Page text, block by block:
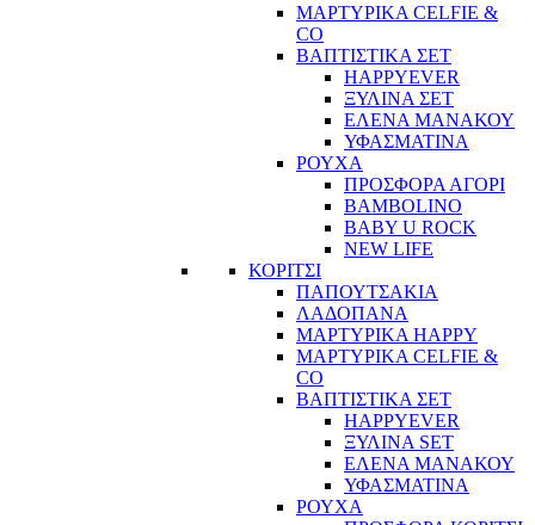
ΜΑΡΤΥΡΙΚΑ CELFIE &
CO
ΒΑΠΤΙΣΤΙΚΑ ΣΕΤ
HAPPYEVER
ΞΥΛΙΝΑ ΣΕΤ
ΕΛΕΝΑ ΜΑΝΑΚΟΥ
ΥΦΑΣΜΑΤΙΝΑ
ΡΟΥΧΑ
ΠΡΟΣΦΟΡΑ ΑΓΟΡΙ
BAMBOLINO
BABY U ROCK
NEW LIFE
ΚΟΡΙΤΣΙ
ΠΑΠΟΥΤΣΑΚΙΑ
ΛΑΔΟΠΑΝΑ
ΜΑΡΤΥΡΙΚΑ HAPPY
ΜΑΡΤΥΡΙΚΑ CELFIE &
CO
ΒΑΠΤΙΣΤΙΚΑ ΣΕΤ
HAPPYEVER
ΞΥΛΙΝΑ SET
ΕΛΕΝΑ ΜΑΝΑΚΟΥ
ΥΦΑΣΜΑΤΙΝΑ
ΡΟΥΧΑ